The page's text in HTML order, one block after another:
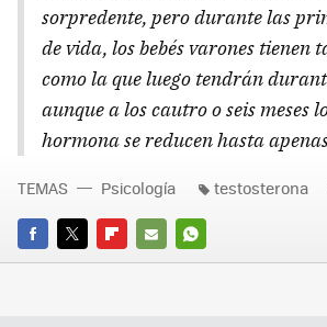
sorpredente, pero durante las
de vida, los bebés varones tienen
como la que luego tendrán
aunque a los cautro o seis meses
hormona se reducen hasta
FACEBOOK
TWITTERFLIPBOARD
E-
WHATSAPP
TEMAS Psicología testosterona